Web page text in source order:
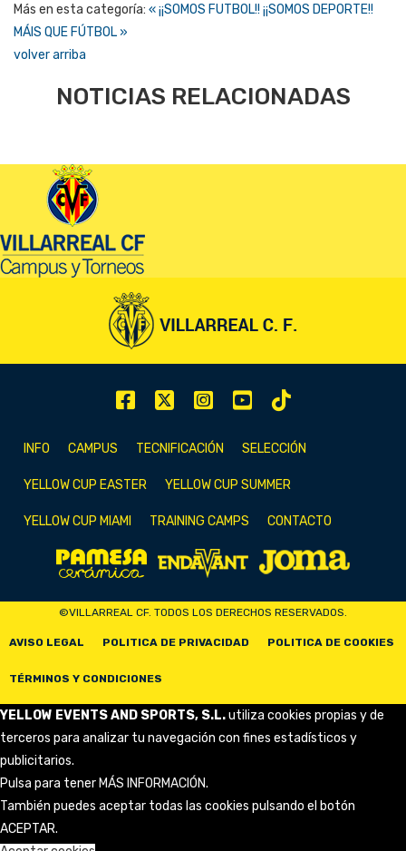
Más en esta categoría: « ¡¡SOMOS FUTBOL!! ¡¡SOMOS DEPORTE!!
MÁIS QUE FÚTBOL »
volver arriba
NOTICIAS RELACIONADAS
INFO CAMPUS TECNIFICACIÓN SELECCIÓN
YELLOW CUP EASTER YELLOW CUP SUMMER
YELLOW CUP MIAMI TRAINING CAMPS CONTACTO
©VILLARREAL CF. TODOS LOS DERECHOS RESERVADOS.
AVISO LEGAL POLITICA DE PRIVACIDAD POLITICA DE COOKIES
TÉRMINOS Y CONDICIONES
YELLOW EVENTS AND SPORTS, S.L.utiliza cookies propias y de
terceros para analizar tu navegación con fines estadísticos y
publicitarios.
Pulsa para tener MÁS INFORMACIÓN.
También puedes aceptar todas las cookies pulsando el botón
ACEPTAR.